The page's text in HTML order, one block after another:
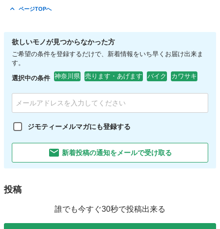
ページTOPへ
欲しいモノが見つからなかった方
ご希望の条件を登録するだけで、新着情報をいち早くお届け出来ま
す。
選択中の条件 神奈川県 売ります・あげます バイク カワサキ
ジモティーメルマガにも登録する
新着投稿の通知をメールで受け取る
投稿
誰でも今すぐ30秒で投稿出来る